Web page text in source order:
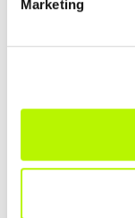
Marketing